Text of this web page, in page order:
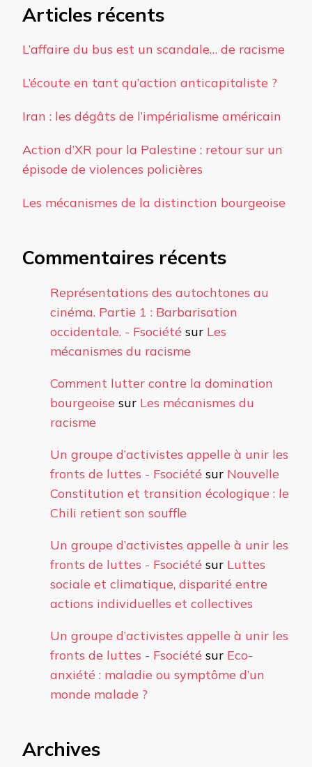
Articles récents
L’affaire du bus est un scandale… de racisme
L’écoute en tant qu’action anticapitaliste ?
Iran : les dégâts de l’impérialisme américain
Action d’XR pour la Palestine : retour sur un
épisode de violences policières
Les mécanismes de la distinction bourgeoise
Commentaires récents
Représentations des autochtones au
cinéma. Partie 1 : Barbarisation
occidentale. - Fsociété sur Les
mécanismes du racisme
Comment lutter contre la domination
bourgeoise sur Les mécanismes du
racisme
Un groupe d’activistes appelle à unir les
fronts de luttes - Fsociété sur Nouvelle
Constitution et transition écologique : le
Chili retient son souffle
Un groupe d’activistes appelle à unir les
fronts de luttes - Fsociété sur Luttes
sociale et climatique, disparité entre
actions individuelles et collectives
Un groupe d’activistes appelle à unir les
fronts de luttes - Fsociété sur Eco-
anxiété : maladie ou symptôme d’un
monde malade ?
Archives